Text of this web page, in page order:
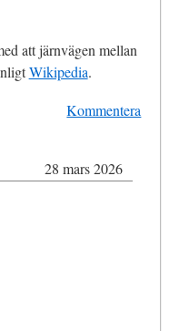
att järnvägen mellan
Wikipedia.
Kommentera
28 mars 2026